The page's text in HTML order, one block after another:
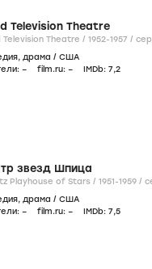
Television Theatre
Ford Television Theatre / 1952-1957 /
, драма / США
– film.ru: – IMDb: 7,2
звезд Шпица
Schlitz Playhouse of Stars / 1951-1959 /
, драма / США
– film.ru: – IMDb: 7,5